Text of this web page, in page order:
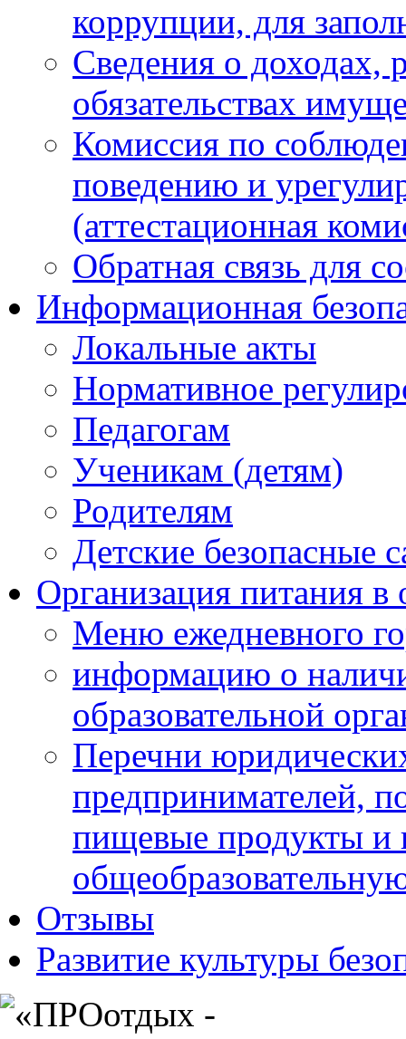
коррупции, для
Сведения о доходах,
обязательствах
Комиссия по
поведению и
(аттестационная
Обратная связь для
Информационная
Локальные акты
Нормативное
Педагогам
Ученикам (детям)
Родителям
Детские безопасные
Организация питания в
Меню ежедневного
информацию о
образовательной
Перечни
предпринимателей,
пищевые продукты и
Отзывы
Развитие культуры